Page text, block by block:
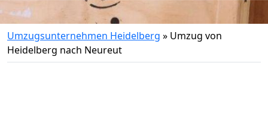
Umzugsunternehmen Heidelberg » Umzug von
Heidelberg nach Neureut